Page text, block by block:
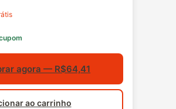
agora — R$64,41
ao carrinho